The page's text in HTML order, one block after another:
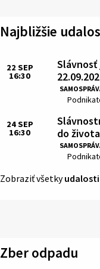
Najbližšie
Miesto:
Čas:
22 SEP
16:30
do
Miesto:
Čas:
24SEP
16:30
Zobraziť všetkyudalosti
Zber odpadu